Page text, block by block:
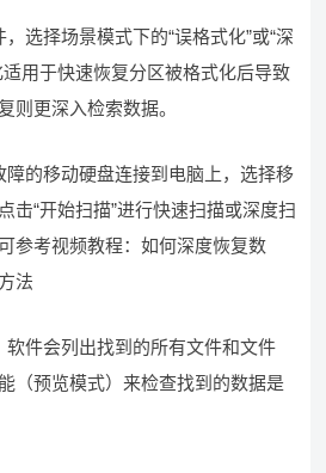
选择场景模式下的“误格式化”或“深
用于快速恢复分区被格式化后导致
则更深入检索数据。
障的移动硬盘连接到电脑上，选择移
击“开始扫描”进行快速扫描或深度扫
参考视频教程：如何深度恢复数
法
软件会列出找到的所有文件和文件
（预览模式）来检查找到的数据是